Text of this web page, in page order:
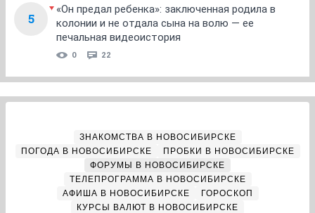
5
«Он предал ребенка»: заключенная родила в
колонии и не отдала сына на волю — ее
печальная видеоистория
0 22
ЗНАКОМСТВА В НОВОСИБИРСКЕ
ПОГОДА В НОВОСИБИРСКЕ
ПРОБКИ В НОВОСИБИРСКЕ
ФОРУМЫ В НОВОСИБИРСКЕ
ТЕЛЕПРОГРАММА В НОВОСИБИРСКЕ
АФИША В НОВОСИБИРСКЕ
ГОРОСКОП
КУРСЫ ВАЛЮТ В НОВОСИБИРСКЕ